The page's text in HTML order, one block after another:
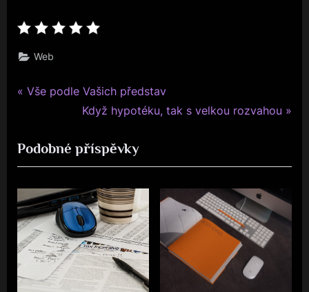
Web
Navigace
příspěvek
P
v
i
o
u
s
P
s
Vše podle Vašich představ
N
x
t
o
s
t
:
Když hypotéku, tak s velkou rozvahou
Podobné příspěvky